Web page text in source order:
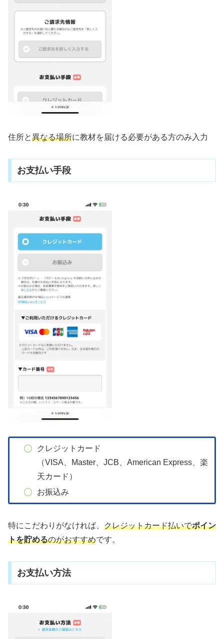
住所と異なる場所に教材を届ける必要がある方のみ入力
お支払い手段
クレジットカード
（VISA、Master、JCB、American Express、楽
天カード）
お振込み
特にこだわりがなければ、 クレジットカード払いでポイン
トを貯めるのがおすすめです。
お支払い方法